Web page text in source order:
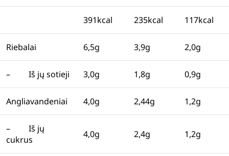
391kcal 235kcal 117kcal
Riebalai 6,5g 3,9g 2,0g
– Iš jų sotieji 3,0g 1,8g 0,9g
Angliavandeniai 4,0g 2,44g 1,2g
– Iš jų
cukrus
4,0g 2,4g 1,2g